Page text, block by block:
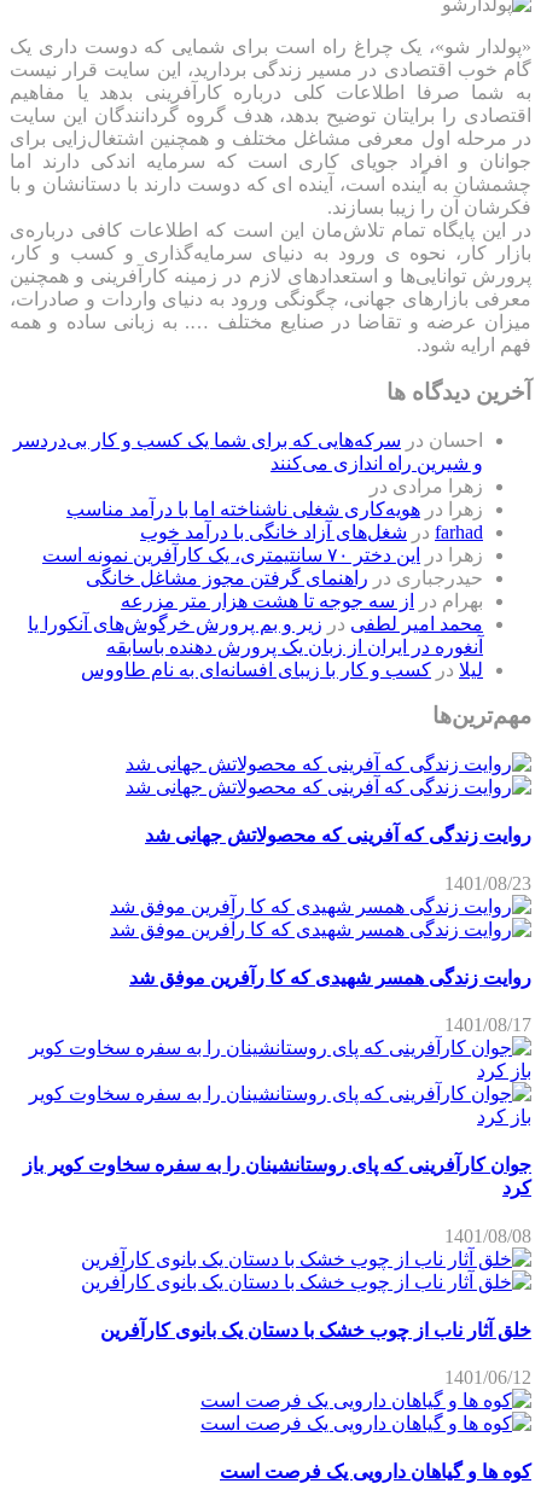
«پولدار شو»، یک چراغ راه است برای شمایی که دوست داری یک
گام خوب اقتصادی در مسیر زندگی بردارید، این سایت قرار نیست
به شما صرفا اطلاعات کلی درباره کارآفرینی بدهد یا مفاهیم
اقتصادی را برایتان توضیح بدهد، هدف گروه گردانندگان این سایت
در مرحله اول معرفی مشاغل مختلف و همچنین اشتغال‌زایی برای
جوانان و افراد جویای کاری است که سرمایه اندکی دارند اما
چشمشان به آینده است، آینده ای که دوست دارند با دستانشان و با
فکرشان آن را زیبا بسازند.
در این پایگاه تمام تلاش‌مان این است که ‌اطلاعات کافی درباره‌ی
بازار کار، نحوه ی ورود به دنیای سرمایه‌گذاری و کسب و کار،
پرورش توانایی‌ها و استعدادهای لازم در زمینه کارآفرینی و همچنین
معرفی بازارهای جهانی، چگونگی ورود به دنیای واردات و صادرات،
میزان عرضه و تقاضا در صنایع مختلف …. به زبانی ساده و همه
فهم ارایه شود.
آخرین دیدگاه ها
احسان در سرکه‌هایی که برای شما یک کسب و کار بی‌دردسر
و شیرین راه اندازی می‌کنند
زهرا مرادی در
زهرا
در هویه‌کاری شغلی ناشناخته اما با درآمد مناسب
farhad در شغل‌های آزاد خانگی با درآمد خوب
زهرا
در
این دختر ۷۰ سانتیمتری، یک کارآفرین نمونه است
حیدرجباری در راهنمای گرفتن مجوز مشاغل خانگی
بهرام در
از سه جوجه تا هشت هزار متر مزرعه
محمد امیر لطفی در زیر و بم پرورش خرگوش‌های آنکورا یا
آنغوره در ایران از زبان یک پرورش دهنده باسابقه
لیلا در کسب و کار با زیبای افسانه‌ای به نام طاووس
مهم‌ترین‌ها
روایت زندگی که آفرینی که محصولاتش جهانی شد
1401/08/23
روایت زندگی همسر شهیدی که کا رآفرین موفق شد
1401/08/17
جوان کارآفرینی که پای روستانشینان را به سفره سخاوت کویر باز
کرد
1401/08/08
خلق آثار ناب از چوب خشک با دستان یک بانوی کارآفرین
1401/06/12
کوه ها و گیاهان دارویی یک فرصت است